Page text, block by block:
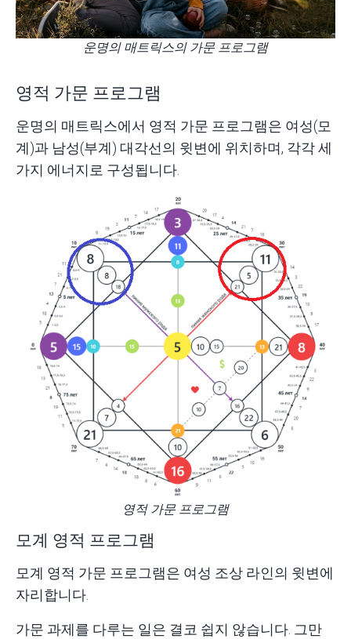
운명의 매트릭스의 가문 프로그램
영적 가문 프로그램
운명의 매트릭스에서 영적 가문 프로그램은 여성(모
계)과 남성(부계) 대각선의 윗변에 위치하며, 각각 세
가지 에너지로 구성됩니다.
영적 가문 프로그램
모계 영적 프로그램
모계 영적 가문 프로그램은 여성 조상 라인의 윗변에
자리합니다.
가문 과제를 다루는 일은 결코 쉽지 않습니다. 그만